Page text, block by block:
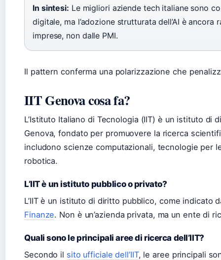
In sintesi: Le migliori aziende tech italiane sono
digitale, ma l’adozione strutturata dell’AI è
imprese, non dalle PMI.
Il pattern conferma una polarizzazione che
IIT Genova cosa fa?
L’Istituto Italiano di Tecnologia (IIT) è un istituto di
Genova, fondato per promuovere la ricerca
includono scienze computazionali, tecnologie per
robotica.
L’IIT è un istituto pubblico o privato?
L’IIT è un istituto di diritto pubblico, come indicato
Finanze. Non è un’azienda privata, ma un ente di
Quali sono le principali aree di ricerca dell’IIT?
Secondo il sito ufficiale dell’IIT, le aree principali